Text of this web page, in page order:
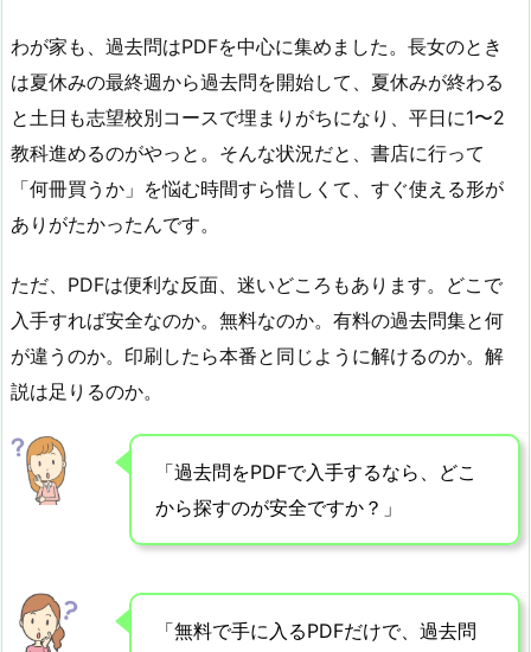
わが家も、過去問はPDFを中心に集めました。長女のとき
は夏休みの最終週から過去問を開始して、夏休みが終わる
と土日も志望校別コースで埋まりがちになり、平日に1〜2
教科進めるのがやっと。そんな状況だと、書店に行って
「何冊買うか」を悩む時間すら惜しくて、すぐ使える形が
ありがたかったんです。
ただ、PDFは便利な反面、迷いどころもあります。どこで
入手すれば安全なのか。無料なのか。有料の過去問集と何
が違うのか。印刷したら本番と同じように解けるのか。解
説は足りるのか。
「過去問をPDFで入手するなら、どこ
から探すのが安全ですか？」
「無料で手に入るPDFだけで、過去問